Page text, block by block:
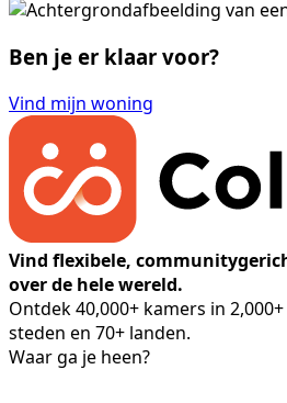
Ben je er klaar voor?
Vind mijn woning
Vind flexibele,
over de hele wereld.
Ontdek 40,000+ kamers in
steden en 70+ landen.
Waar ga je heen?